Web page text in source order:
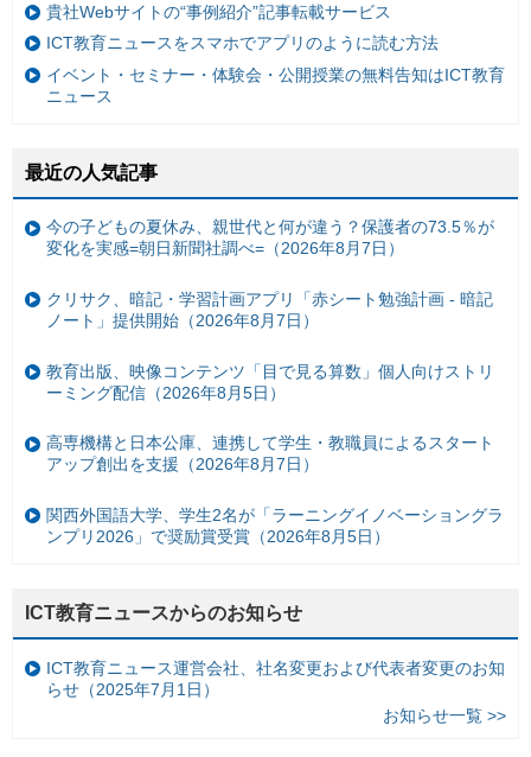
貴社Webサイトの“事例紹介”記事転載サービス
ICT教育ニュースをスマホでアプリのように読む方法
イベント・セミナー・体験会・公開授業の無料告知はICT教育
ニュース
最近の人気記事
今の子どもの夏休み、親世代と何が違う？保護者の73.5％が
変化を実感=朝日新聞社調べ=（2026年8月7日）
クリサク、暗記・学習計画アプリ「赤シート勉強計画 - 暗記
ノート」提供開始（2026年8月7日）
教育出版、映像コンテンツ「目で見る算数」個人向けストリ
ーミング配信（2026年8月5日）
高専機構と日本公庫、連携して学生・教職員によるスタート
アップ創出を支援（2026年8月7日）
関西外国語大学、学生2名が「ラーニングイノベーショングラ
ンプリ2026」で奨励賞受賞（2026年8月5日）
ICT教育ニュースからのお知らせ
ICT教育ニュース運営会社、社名変更および代表者変更のお知
らせ（2025年7月1日）
お知らせ一覧 >>